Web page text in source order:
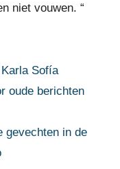
niet vouwen. “
Sofía
oude berichten
gevechten in de